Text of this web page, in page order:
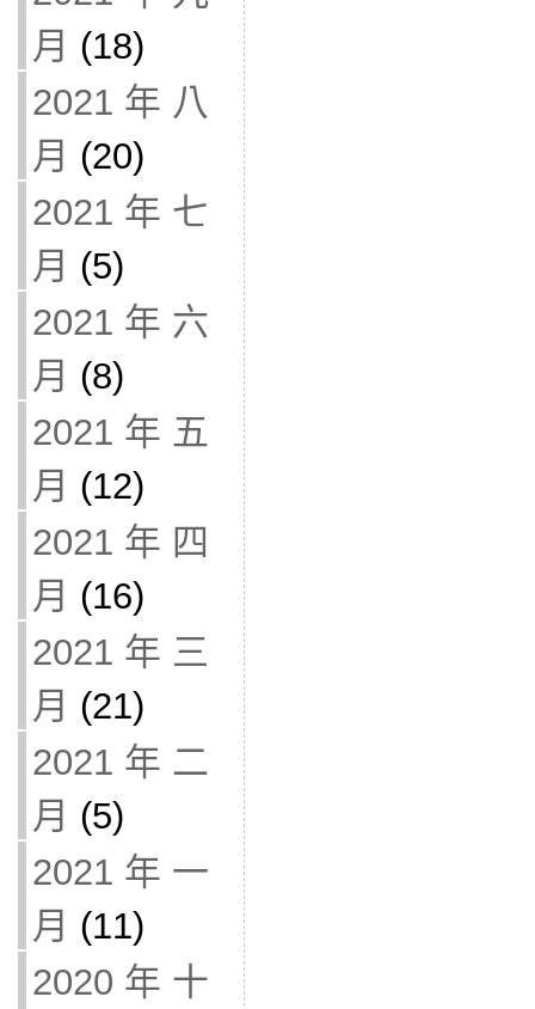
月 (18)
2021 年 八
月 (20)
2021 年 七
月 (5)
2021 年 六
月 (8)
2021 年 五
月 (12)
2021 年 四
月 (16)
2021 年 三
月 (21)
2021 年 二
月 (5)
2021 年 一
月 (11)
2020 年 十